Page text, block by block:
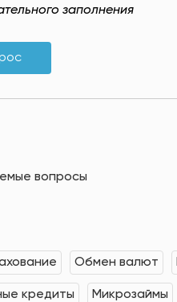
заполнения
вопросы
Обмен валют
кредиты Микрозаймы